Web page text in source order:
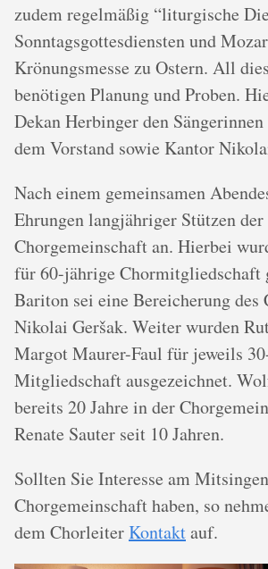
zudem regelmäßig “liturgische
Sonntagsgottesdiensten und
Krönungsmesse zu Ostern. All
benötigen Planung und Proben.
Dekan Herbinger den Sängerinnen
dem Vorstand sowie Kantor
Nach einem gemeinsamen
Ehrungen langjähriger Stützen der
Chorgemeinschaft an. Hierbei
für 60-jährige Chormitgliedschaft
Bariton sei eine Bereicherung des
Nikolai Geršak. Weiter wurden
Margot Maurer-Faul für jeweils
Mitgliedschaft ausgezeichnet.
bereits 20 Jahre in der
Renate Sauter seit 10 Jahren.
Sollten Sie Interesse am
Chorgemeinschaft haben, so
dem ChorleiterKontaktauf.